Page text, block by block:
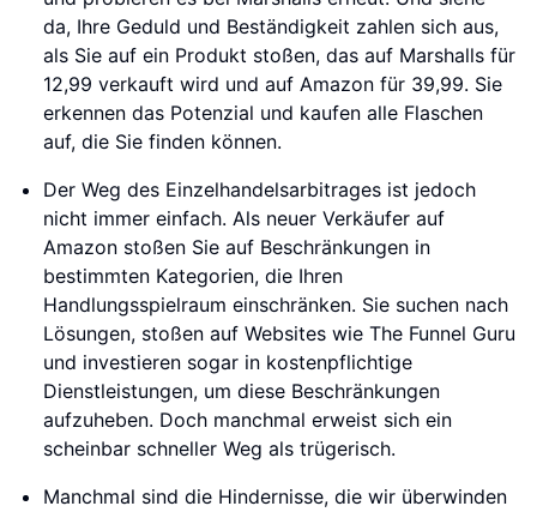
da, Ihre Geduld und Beständigkeit zahlen sich aus,
als Sie auf ein Produkt stoßen, das auf Marshalls für
12,99 verkauft wird und auf Amazon für 39,99. Sie
erkennen das Potenzial und kaufen alle Flaschen
auf, die Sie finden können.
Der Weg des Einzelhandelsarbitrages ist jedoch
nicht immer einfach. Als neuer Verkäufer auf
Amazon stoßen Sie auf Beschränkungen in
bestimmten Kategorien, die Ihren
Handlungsspielraum einschränken. Sie suchen nach
Lösungen, stoßen auf Websites wie The Funnel Guru
und investieren sogar in kostenpflichtige
Dienstleistungen, um diese Beschränkungen
aufzuheben. Doch manchmal erweist sich ein
scheinbar schneller Weg als trügerisch.
Manchmal sind die Hindernisse, die wir überwinden